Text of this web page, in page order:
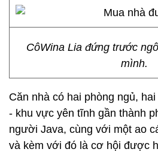
CôWina Lia đứng trước
mình.
Căn nhà có hai phòng ngủ,
- khu vực yên tĩnh gần thành
người Java, cùng với một ao
và kèm với đó là cơ hội được